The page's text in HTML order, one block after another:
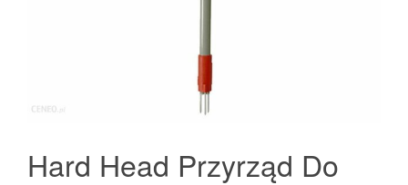
Hard Head Przyrząd Do